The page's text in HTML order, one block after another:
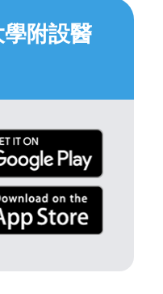
附設醫